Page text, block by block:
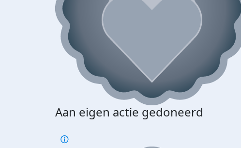
Aan eigen actie gedoneerd